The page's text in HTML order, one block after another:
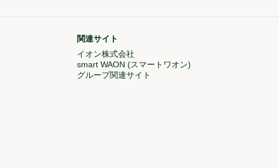
(新しいウィンドウで開く)
関連サイト
イオン株式会社
smart WAON (スマートワオン)
グループ関連サイト